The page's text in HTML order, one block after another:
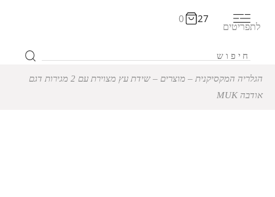
27
0
לתפריטים
הגלריה המקסיקנית ‒ מוצרים ‒
שידת עץ מצוירת עם 2 מגירות דגם
אודבה MUK